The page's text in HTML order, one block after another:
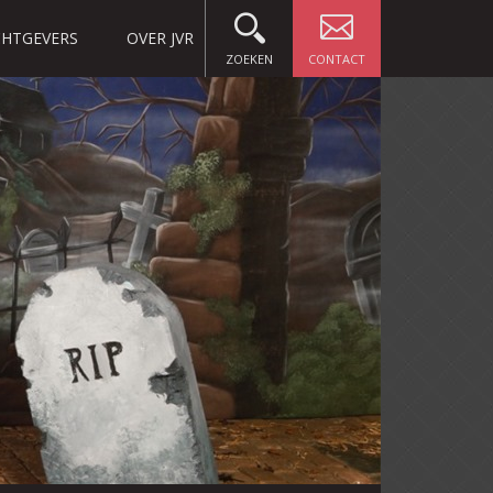
OVER JVR
CONTACT
ZOEKEN